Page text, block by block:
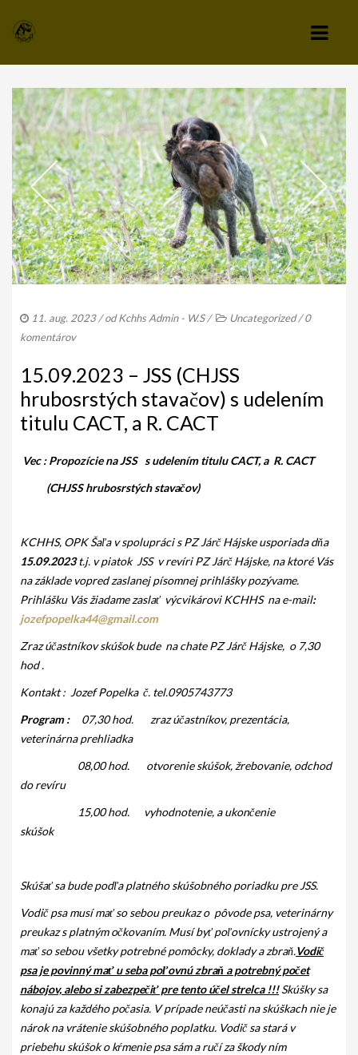
KLUB
VÝBOR KLUBU
STANOVY KLUBU
CHOVATEĽSKÝ A ZÁPISNÝ PORIADOK
SPRAVODAJCA
TLAČIVÁ A PRIHLÁŠKY
ZÁPISNICE Z ČLENSKEJ SCHÔDZE
AKO BYT ČLENOM KCHHS
OZNAMY / NEWS
DEUTSCH DRAHTHAAR
ŠTANDARD
PODMIENKY CHOVNOSTI
CHOVNÉ SUKY
CHOVATEĽSKÉ STANICE
OČAKÁVANÉ VRHY NDS V ROKU 2026
PUDELPOINTER
ŠTANDARD
PODMIENKY CHOVNOSTI
CHOVNÉ PSY
CHOVNÉ SUKY
CHOVATEĽSKÉ STANICE
AKCIE
MEDZINÁRODNÁ SÚŤAŽ HRUBOSRSTÝCH
STAVAČOV „MEMORIÁL B. ZEMKA“
SKÚŠKY
VÝSTAVY
VÝCVIKOVÉ DNI 2025
11. aug. 2023/ odKchhs Admin - W.S/ Uncategorized/0
komentárov
15.09.2023 – JSS (CHJSS
hrubosrstých stavačov) s udelením
titulu CACT, a R. CACT
Vec : Propozície na JSS s udelením titulu CACT, a R. CACT
(CHJSS hrubosrstých stavačov)
KCHHS, OPK Šaľa v spolupráci sPZ Járč Hájskeusporiada dňa
15.09.2023t.j. v piatok JSS v revíriPZ Járč Hájske, na ktoré Vás
na základe vopred zaslanej písomnej prihlášky pozývame.
Prihlášku Vás žiadame zaslať výcvikárovi KCHHS nae-mail:
jozefpopelka44@gmail.com
Zraz účastníkov skúšokbude na chate PZ Járč Hájske, o 7,30
hod .
Kontakt : Jozef Popelka č. tel.0905743773
Program :07,30 hod. zraz účastníkov, prezentácia,
veterinárna prehliadka
08,00 hod. otvorenie skúšok, žrebovanie, odchod
do revíru
15,00 hod. vyhodnotenie, a ukončenie
skúšok
Skúšať sa bude podľa platného skúšobného poriadku pre JSS.
Vodič psa musí mať so sebou preukaz o pôvode psa, veterinárny
preukaz s platným očkovaním. Musí byť poľovnícky ustrojený a
mať so sebou všetky potrebné pomôcky, doklady a zbraň.Vodič
psa je povinný mať u seba poľovnú zbraň a potrebný počet
nábojov, alebo si zabezpečiť pre tento účel strelca !!!Skúšky sa
konajú za každého počasia. V prípade neúčasti na skúškach nie je
nárok na vrátenie skúšobného poplatku. Vodič sa stará v
priebehu skúšok o kŕmenie psa sám a ručí za škody ním